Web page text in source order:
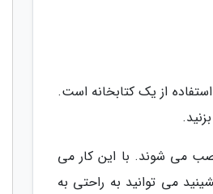
از یک کتابخانه است.
می شوند. با این کار می
می توانید به راحتی به